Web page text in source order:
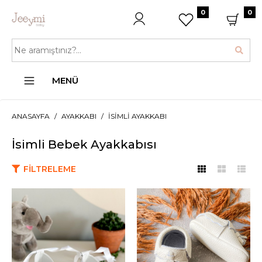
0 0
MENÜ
ANASAYFA AYAKKABI İSIMLI AYAKKABI
İsimli Bebek Ayakkabısı
FILTRELEME
JEEYMI BABY
Beyaz Babet İsimli Kız
Bebek Ayakkabısı